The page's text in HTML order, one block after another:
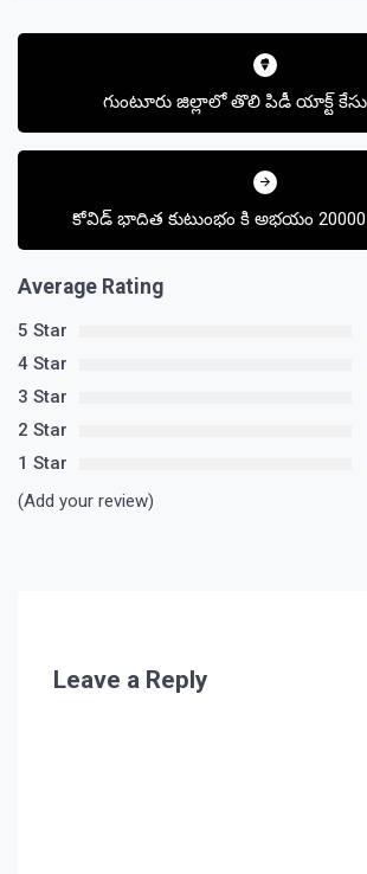
Post
గుంటూరు జిల్లాలో తొలి పిడీ యాక్ట్
కోవిడ్ భాదిత కుటుంభం కి అభయం
Average Rating
5 Star
4 Star
3 Star
2 Star
1 Star
(Add your review)
Leave a Reply